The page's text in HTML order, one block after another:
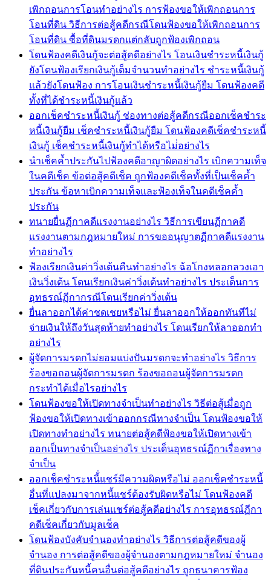
เพิกถอนการโอนทำอย่างไร การฟ้องขอให้เพิกถอนการ
โอนที่ดิน วิธีการต่อสู้คดีกรณีโดนฟ้องขอให้เพิกถอนการ
โอนที่ดิน ซื้อที่ดินมรดกแต่กลับถูกฟ้องเพิกถอน
โดนฟ้องคดีเงินกู้จะต่อสู้คดีอย่างไร โอนเงินชำระหนี้เงินกู้
ยังโดนฟ้องเรียกเงินกู้เต็มจำนวนทำอย่างไร ชำระหนี้เงินกู้
แล้วยังโดนฟ้อง การโอนเงินชำระหนี้เงินกู้ยืม โดนฟ้องคดี
ทั้งที่ได้ชำระหนี้เงินกู้แล้ว
ออกเช็คชำระหนี้เงินกู้ ช่องทางต่อสู้คดีกรณีออกเช็คชำระ
หนี้เงินกู้ยืม เช็คชำระหนี้เงินกู้ยืม โดนฟ้องคดีเช็คชำระหนี้
เงินกู้ เช็คชำระหนี้เงินกู้ทำได้หรือไม่่อย่างไร
นำเช็คค้ำประกันไปฟ้องคดีอาญาผิดอย่างไร เบิกความเท็จ
ในคดีเช็ค ข้อต่อสู้คดีเช็ค ถูกฟ้องคดีเช็คทั้งที่เป็นเช็คค้ำ
ประกัน ข้อหาเบิกความเท็จและฟ้องเท็จในคดีเช็คค้ำ
ประกัน
ทนายยื่นฏีกาคดีแรงงานอย่างไร วิธีการเขียนฏีกาคดี
แรงงานตามกฎหมายใหม่ การขออนุญาตฏีกาคดีแรงงาน
ทำอย่างไร
ฟ้องเรียกเงินค่าวิ่งเต้นคืนทำอย่างไร ฉ้อโกงหลอกลวงเอา
เงินวิ่งเต้น โดนเรียกเงินค่าวิ่งเต้นทำอย่างไร ประเด็นการ
อุทธรณ์ฏีกากรณีโดนเรียกค่าวิ่งเต้น
ยื่นลาออกได้ค่าชดเชยหรือไม่ ยื่นลาออกให้ออกทันทีไม่
จ่ายเงินให้ถึงวันสุดท้ายทำอย่างไร โดนเรียกให้ลาออกทำ
อย่างไร
ผู้จัดการมรดกไม่ยอมแบ่งปันมรดกจะทำอย่างไร วิธีการ
ร้องขอถอนผู้จัดการมรดก ร้องขอถอนผู้จัดการมรดก
กระทำได้เมื่อไรอย่างไร
โดนฟ้องขอให้เปิดทางจำเป็นทำอย่างไร วิธีต่อสู้เมื่อถูก
ฟ้องขอให้เปิดทางเข้าออกกรณีทางจำเป็น โดนฟ้องขอให้
เปิดทางทำอย่างไร ทนายต่อสู้คดีฟ้องขอให้เปิดทางเข้า
ออกเป็นทางจำเป็นอย่างไร ประเด็นอุทธรณ์ฏีกาเรื่องทาง
จำเป็น
ออกเช็คชำระหนี้่แชร์มีความผิดหรือไม่ ออกเช็คชำระหนี้
อื่นที่แปลงมาจากหนี้แชร์ต้องรับผิดหรือไม่ โดนฟ้องคดี
เช็คเกี่ยวกับการเล่นแชร์ต่อสู้คดีอย่างไร การอุทธรณ์ฏีกา
คดีเช็คเกี่ยวกับมูลเช็ค
โดนฟ้องบังคับจำนองทำอย่างไร วิธีการต่อสู้คดีของผู้
จำนอง การต่อสู้คดีของผู้จำนองตามกฎหมายใหม่ จำนอง
ที่ดินประกันหนี้คนอื่นต่อสู้คดีอย่างไร ถูกธนาคารฟ้อง